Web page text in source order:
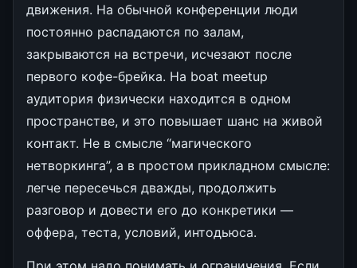
движения. На обычной конференции люди
постоянно распадаются по залам,
закрываются на встречи, исчезают после
первого кофе-брейка. На boat meetup
аудитория физически находится в одном
пространстве, и это повышает шанс на живой
контакт. Не в смысле “магического
нетворкинга”, а в простом прикладном смысле:
легче пересечься дважды, продолжить
разговор и довести его до конкретики —
оффера, теста, условий, интодьюса.